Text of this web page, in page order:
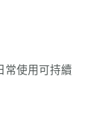
常使用可持續